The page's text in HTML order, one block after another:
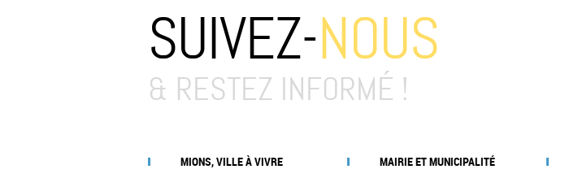
SUIVEZ-NOUS
& RESTEZ INFORMÉ !
MIONS, VILLE À VIVRE MAIRIE ET MUNICIPALITÉ